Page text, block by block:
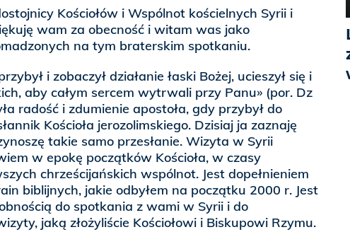
Kościołów i Wspólnot kościelnych Syrii i
wam za obecność i witam was jako
na tym braterskim spotkaniu.
i zobaczył działanie łaski Bożej, ucieszył się i
aby całym sercem wytrwali przy Panu» (por. Dz
radość i zdumienie apostoła, gdy przybył do
Kościoła jerozolimskiego. Dzisiaj ja zaznaję
takie samo przesłanie. Wizyta w Syrii
w epokę początków Kościoła, w czasy
chrześcijańskich wspólnot. Jest dopełnieniem
biblijnych, jakie odbyłem na początku 2000 r. Jest
do spotkania z wami w Syrii i do
jaką złożyliście Kościołowi i Biskupowi Rzymu.